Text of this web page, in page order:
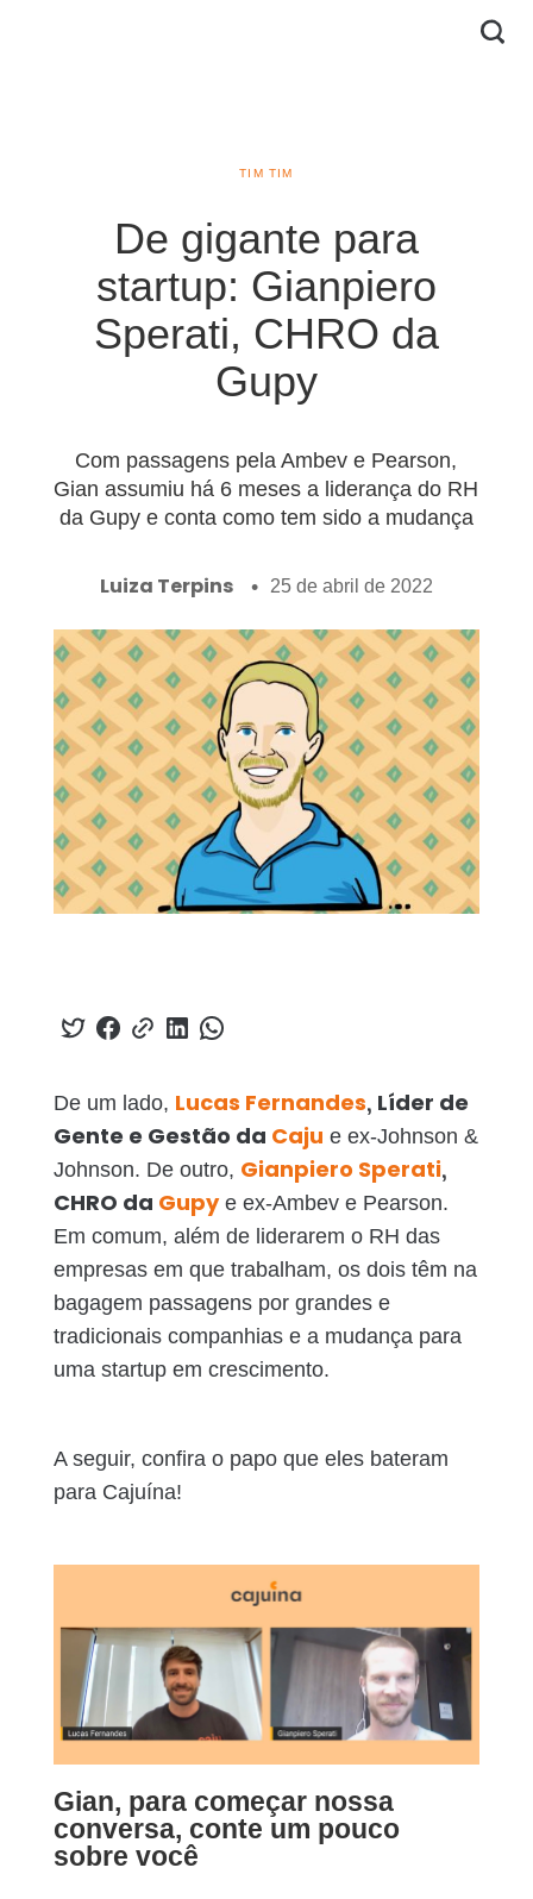
TIM TIM
De gigante para
startup: Gianpiero
Sperati, CHRO da
Gupy
Com passagens pela Ambev e Pearson,
Gian assumiu há 6 meses a liderança do RH
da Gupy e conta como tem sido a mudança
Luiza Terpins 25 de abril de 2022
De um lado, Lucas Fernandes, Líder de
Gente e Gestão da Caju e ex-Johnson &
Johnson. De outro, Gianpiero Sperati,
CHRO da Gupye ex-Ambev e Pearson.
Em comum, além de liderarem o RH das
empresas em que trabalham, os dois têm na
bagagem passagens por grandes e
tradicionais companhias e a mudança para
uma startup em crescimento.
A seguir, confira o papo que eles bateram
para Cajuína!
Gian, para começar nossa
conversa, conte um pouco
sobre você